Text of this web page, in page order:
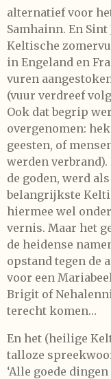
alternatief voor
Samhainn. En Sint
Keltische
in Engeland en
vuren
(vuur verdreef
Ook dat begrip
overgenomen:
geesten, of
werden
de goden, werd als
belangrijkste
hiermee wel
vernis. Maar het
de heidense
opstand tegen de
voor een
Brigit of
terecht komen…
En het (heilige
talloze
‘Alle goede